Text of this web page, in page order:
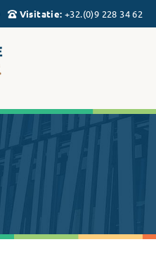
Visitatie: +32.(0)9 228 34 62